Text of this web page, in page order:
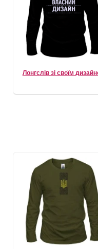
Лонгслів зі своїм